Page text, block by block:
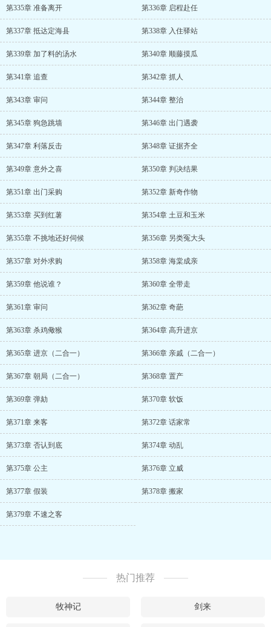
第335章 准备离开 第336章 启程赴任
第337章 抵达定海县 第338章 入住驿站
第339章 加了料的汤水 第340章 顺藤摸瓜
第341章 追查 第342章 抓人
第343章 审问 第344章 整治
第345章 狗急跳墙 第346章 出门遇袭
第347章 利落反击 第348章 证据齐全
第349章 意外之喜 第350章 判决结果
第351章 出门采购 第352章 新奇作物
第353章 买到红薯 第354章 土豆和玉米
第355章 不挑地还好伺候 第356章 另类冤大头
第357章 对外求购 第358章 海棠成亲
第359章 他说谁？ 第360章 全带走
第361章 审问 第362章 奇葩
第363章 杀鸡儆猴 第364章 高升进京
第365章 进京（二合一） 第366章 亲戚（二合一）
第367章 朝局（二合一） 第368章 置产
第369章 弹劾 第370章 软饭
第371章 来客 第372章 话家常
第373章 否认到底 第374章 动乱
第375章 公主 第376章 立威
第377章 假装 第378章 搬家
第379章 不速之客
热门推荐
牧神记 剑来